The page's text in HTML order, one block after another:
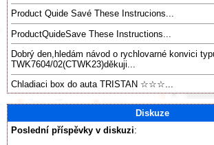
Product Quide Savé These Instrucions...
ProductQuideSave These Instructions...
Dobrý den,hledám návod o rychlovarné konvici
TWK7604/02(CTWK23)děkuji...
Chladiaci box do auta TRISTAN ☆☆☆...
Diskuze
Poslední příspěvky v diskuzi: